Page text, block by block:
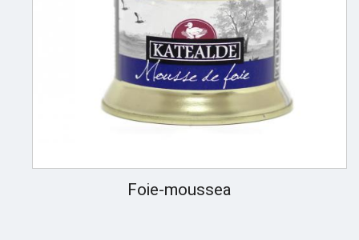
Foie-moussea